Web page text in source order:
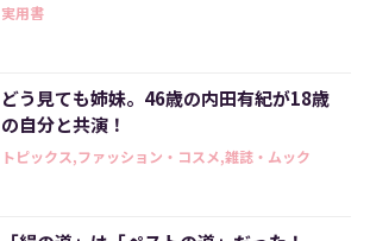
実用書
どう見ても姉妹。46歳の内田有紀が18歳
の自分と共演！
トピックス,ファッション・コスメ,雑誌・ムック